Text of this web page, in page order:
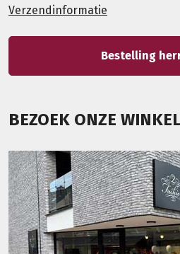
Verzendinformatie
Bestelling
BEZOEK ONZE